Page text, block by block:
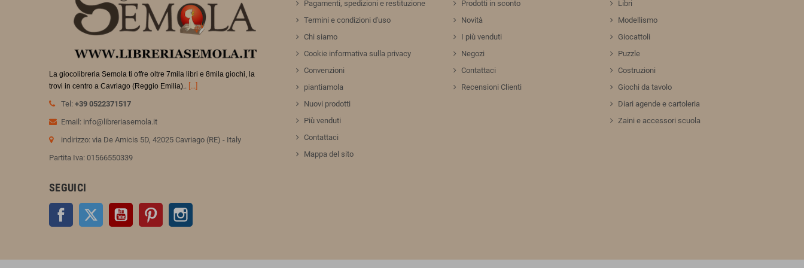
La giocolibreria Semola ti offre oltre 7mila libri e 8mila giochi, la
trovi in centro a Cavriago (Reggio Emilia).. [...]
Tel: +39 0522371517
Email: info@libreriasemola.it
indirizzo: via De Amicis 5D, 42025 Cavriago (RE) - Italy
Partita Iva: 01566550339
SEGUICI
Facebook Twitter YouTube Pinterest
Pagamenti, spedizioni e restituzione
Termini e condizioni d'uso
Chi siamo
Cookie informativa sulla privacy
Convenzioni
piantiamola
Nuovi prodotti
Più venduti
Contattaci
Mappa del sito
Prodotti in sconto
Novità
I più venduti
Negozi
Contattaci
Recensioni Clienti
Libri
Modellismo
Giocattoli
Puzzle
Costruzioni
Giochi da tavolo
Diari agende e cartoleria
Zaini e accessori scuola